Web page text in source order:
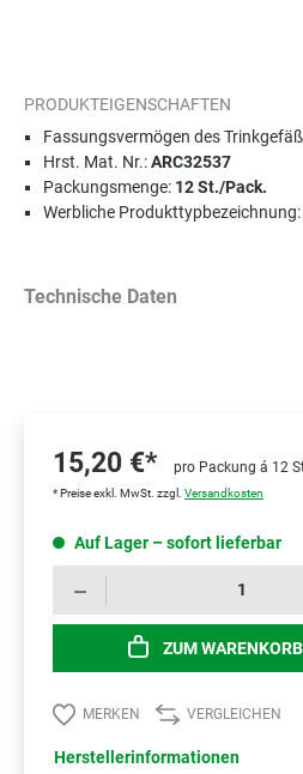
PRODUKTEIGENSCHAFTEN
Fassungsvermögen des
Hrst. Mat. Nr.:ARC32537
Packungsmenge: 12 St./Pack.
Werbliche Produkttypbezeichnung:
Technische Daten
15,20 €* pro Packung á 12
* Preise exkl. MwSt. zzgl. Versandkosten
Auf Lager – sofort lieferbar
ZUM
MERKEN VERGLEICHEN
Herstellerinformationen